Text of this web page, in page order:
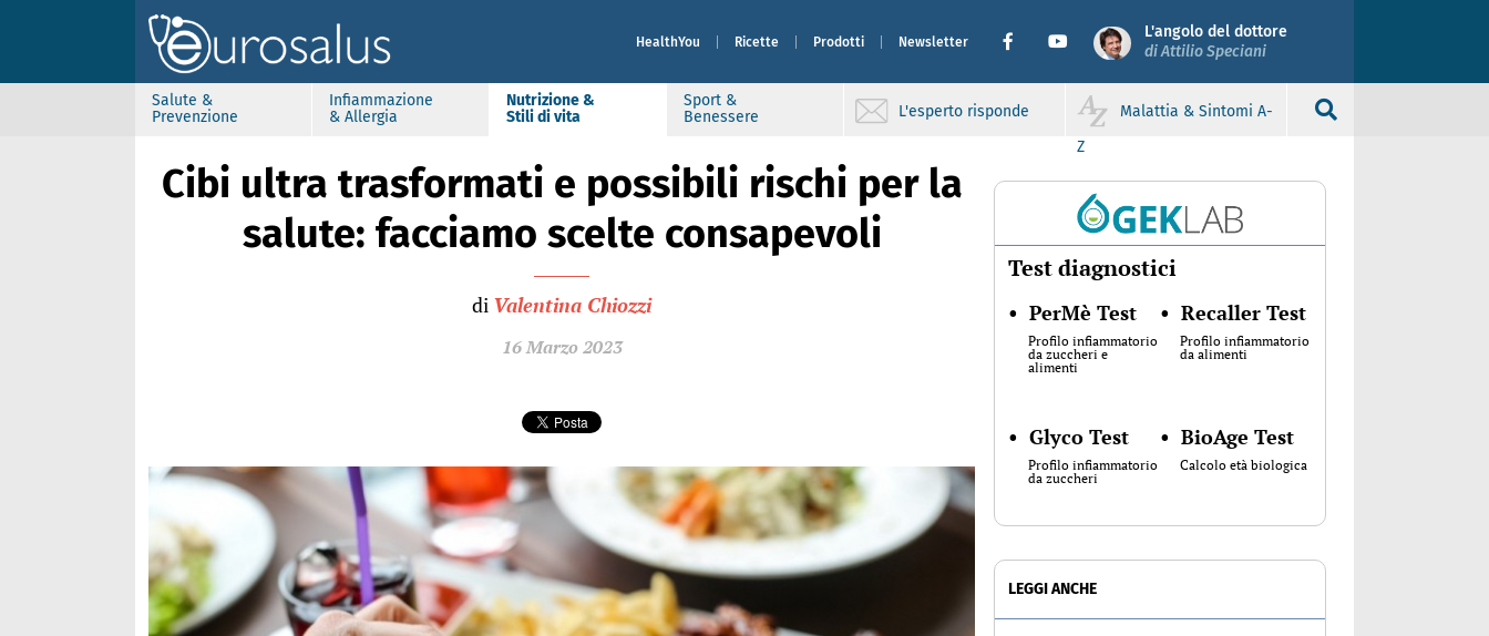
HealthYou Ricette Prodotti Newsletter
L'angolo del dottore
di Attilio Speciani
Salute &
Prevenzione
Infiammazione
& Allergia
Nutrizione &
Stili di vita
Sport &
Benessere
L'esperto risponde
Malattia & Sintomi A-
Z
Cibi ultra trasformati e possibili rischi per la
salute: facciamo scelte consapevoli
di Valentina Chiozzi
16 Marzo 2023
Test diagnostici
• PerMè Test
Profilo infiammatorio
da zuccheri e
alimenti
• Recaller Test
Profilo infiammatorio
da alimenti
• Glyco Test
Profilo infiammatorio
da zuccheri
• BioAge Test
Calcolo età biologica
LEGGI ANCHE